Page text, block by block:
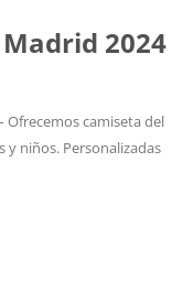
2024
Ofrecemos camiseta del
y niños. Personalizadas